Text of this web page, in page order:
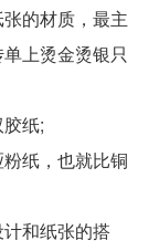
的材质，最主
上烫金烫银只
纸;
纸，也就比铜
和纸张的搭